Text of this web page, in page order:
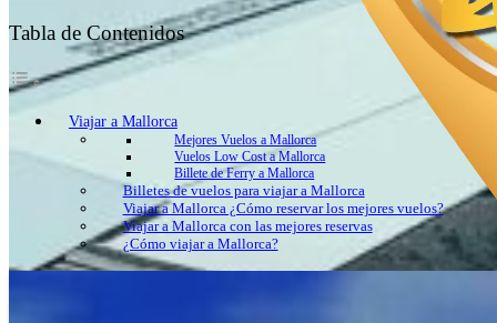
Tabla de Contenidos
Viajar a Mallorca
Mejores Vuelos a Mallorca
Vuelos Low Cost a Mallorca
Billete de Ferry a Mallorca
Billetes de vuelos para viajar a Mallorca
Viajar a Mallorca ¿Cómo reservar los mejores vuelos?
Viajar a Mallorca con las mejores reservas
¿Cómo viajar a Mallorca?